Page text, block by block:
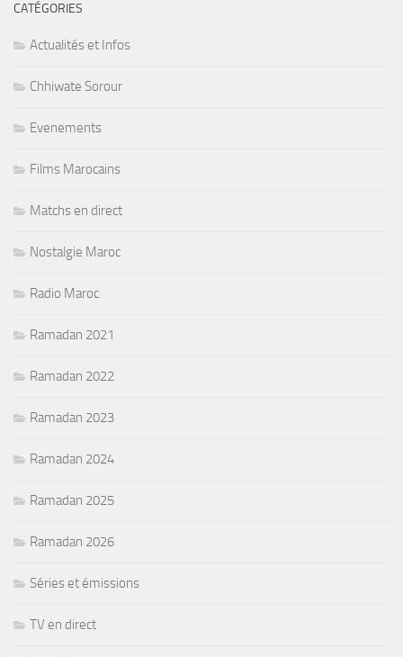
CATÉGORIES
Actualités et Infos
Chhiwate Sorour
Evenements
Films Marocains
Matchs en direct
Nostalgie Maroc
Radio Maroc
Ramadan 2021
Ramadan 2022
Ramadan 2023
Ramadan 2024
Ramadan 2025
Ramadan 2026
Séries et émissions
TV en direct